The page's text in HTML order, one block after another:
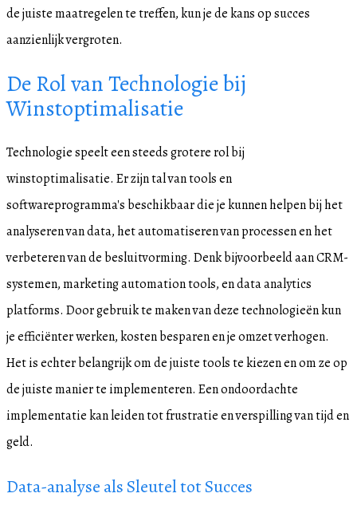
de juiste maatregelen te treffen, kun je de kans op succes
aanzienlijk vergroten.
De Rol van Technologie bij
Winstoptimalisatie
Technologie speelt een steeds grotere rol bij
winstoptimalisatie. Er zijn tal van tools en
softwareprogramma's beschikbaar die je kunnen helpen bij het
analyseren van data, het automatiseren van processen en het
verbeteren van de besluitvorming. Denk bijvoorbeeld aan CRM-
systemen, marketing automation tools, en data analytics
platforms. Door gebruik te maken van deze technologieën kun
je efficiënter werken, kosten besparen en je omzet verhogen.
Het is echter belangrijk om de juiste tools te kiezen en om ze op
de juiste manier te implementeren. Een ondoordachte
implementatie kan leiden tot frustratie en verspilling van tijd en
geld.
Data-analyse als Sleutel tot Succes